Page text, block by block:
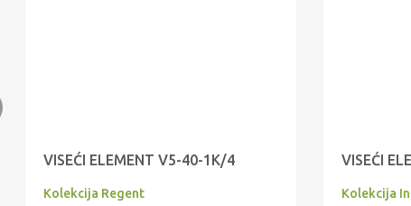
VISEĆI ELEMENT V5-40-1K/4
Kolekcija Regent
VISEĆI
Kolekcija